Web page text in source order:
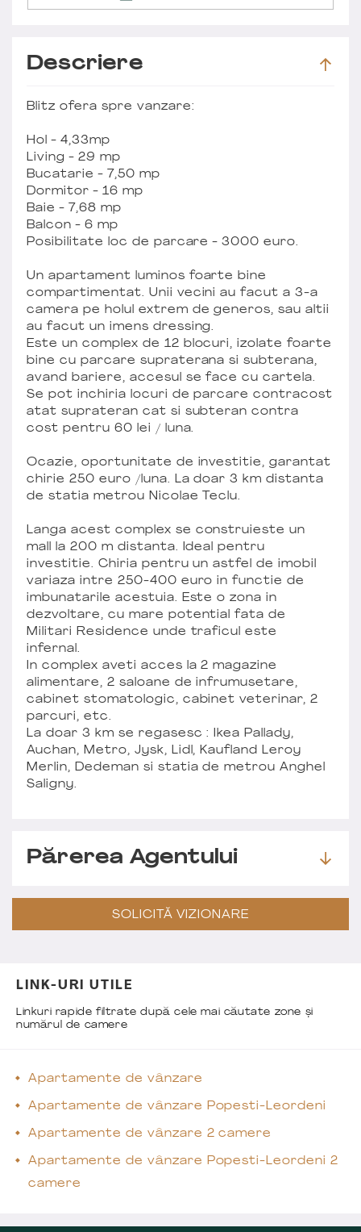
Descriere
Blitz ofera spre vanzare:
Hol - 4,33mp
Living - 29 mp
Bucatarie - 7,50 mp
Dormitor - 16 mp
Baie - 7,68 mp
Balcon - 6 mp
Posibilitate loc de parcare - 3000 euro.
Un apartament luminos foarte bine
compartimentat. Unii vecini au facut a 3-a
camera pe holul extrem de generos, sau altii
au facut un imens dressing.
Este un complex de 12 blocuri, izolate foarte
bine cu parcare supraterana si subterana,
avand bariere, accesul se face cu cartela.
Se pot inchiria locuri de parcare contracost
atat suprateran cat si subteran contra
cost pentru 60 lei / luna.
Ocazie, oportunitate de investitie, garantat
chirie 250 euro /luna. La doar 3 km distanta
de statia metrou Nicolae Teclu.
Langa acest complex se construieste un
mall la 200 m distanta. Ideal pentru
investitie. Chiria pentru un astfel de imobil
variaza intre 250-400 euro in functie de
imbunatarile acestuia. Este o zona in
dezvoltare, cu mare potential fata de
Militari Residence unde traficul este
infernal.
In complex aveti acces la 2 magazine
alimentare, 2 saloane de infrumusetare,
cabinet stomatologic, cabinet veterinar, 2
parcuri, etc.
La doar 3 km se regasesc : Ikea Pallady,
Auchan, Metro, Jysk, Lidl, Kaufland Leroy
Merlin, Dedeman si statia de metrou Anghel
Saligny.
Părerea Agentului
SOLICITĂ VIZIONARE
LINK-URI UTILE
Linkuri rapide filtrate după cele mai căutate zone și
numărul de camere
Apartamente de vânzare
Apartamente de vânzare Popesti-Leordeni
Apartamente de vânzare 2 camere
Apartamente de vânzare Popesti-Leordeni 2
camere